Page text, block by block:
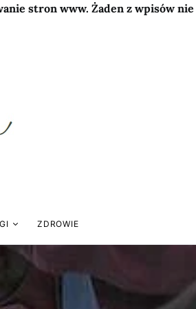
stron www. Żaden z wpisów
ZDROWIE